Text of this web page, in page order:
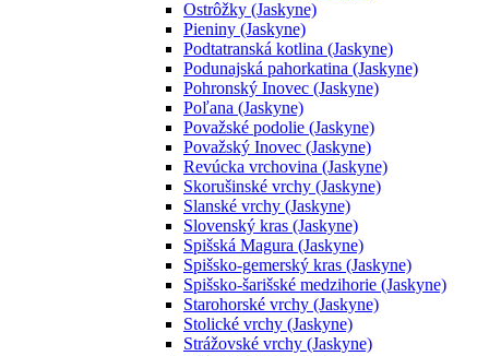
Ostrôžky (Jaskyne)
Pieniny (Jaskyne)
Podtatranská kotlina (Jaskyne)
Podunajská pahorkatina (Jaskyne)
Pohronský Inovec (Jaskyne)
Poľana (Jaskyne)
Považské podolie (Jaskyne)
Považský Inovec (Jaskyne)
Revúcka vrchovina (Jaskyne)
Skorušinské vrchy (Jaskyne)
Slanské vrchy (Jaskyne)
Slovenský kras (Jaskyne)
Spišská Magura (Jaskyne)
Spišsko-gemerský kras (Jaskyne)
Spišsko-šarišské medzihorie (Jaskyne)
Starohorské vrchy (Jaskyne)
Stolické vrchy (Jaskyne)
Strážovské vrchy (Jaskyne)